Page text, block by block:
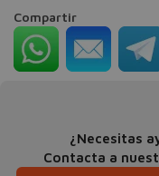
Compartir
¿Necesitas
Contacta a